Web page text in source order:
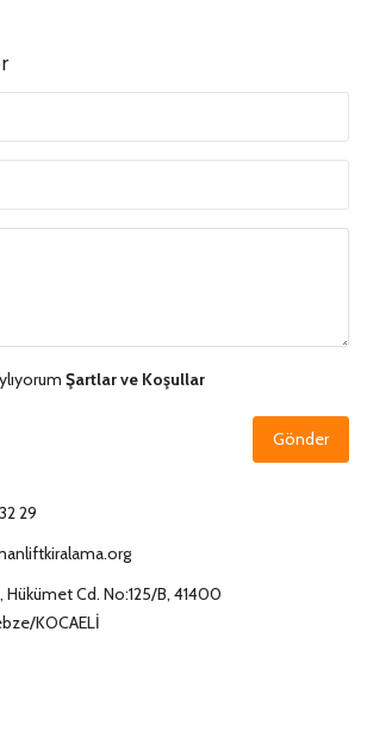
Şartlar ve Koşullar
Gönder
29
Hükümet Cd. No:125/B, 41400
KOCAELİ